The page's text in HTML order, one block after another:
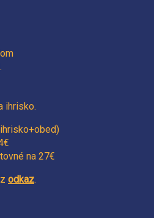
ihrisko.
€
na 27€
odkaz.